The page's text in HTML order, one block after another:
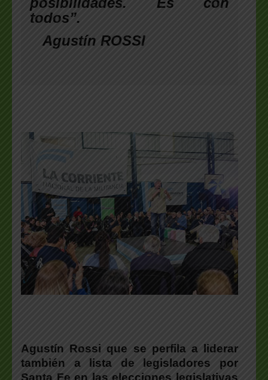
todos”.
Agustín ROSSI
Agustín Rossi que se perfila a liderar
también a lista de legisladores por
Santa Fe en las elecciones legislativas